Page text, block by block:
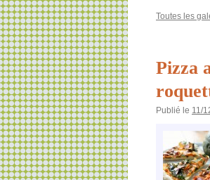
Toutes les
Pizza
Publié le 11/